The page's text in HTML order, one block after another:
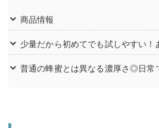
商品情報
少量だから初めてでも試しやすい
普通の蜂蜜とは異なる濃厚さ◎日常